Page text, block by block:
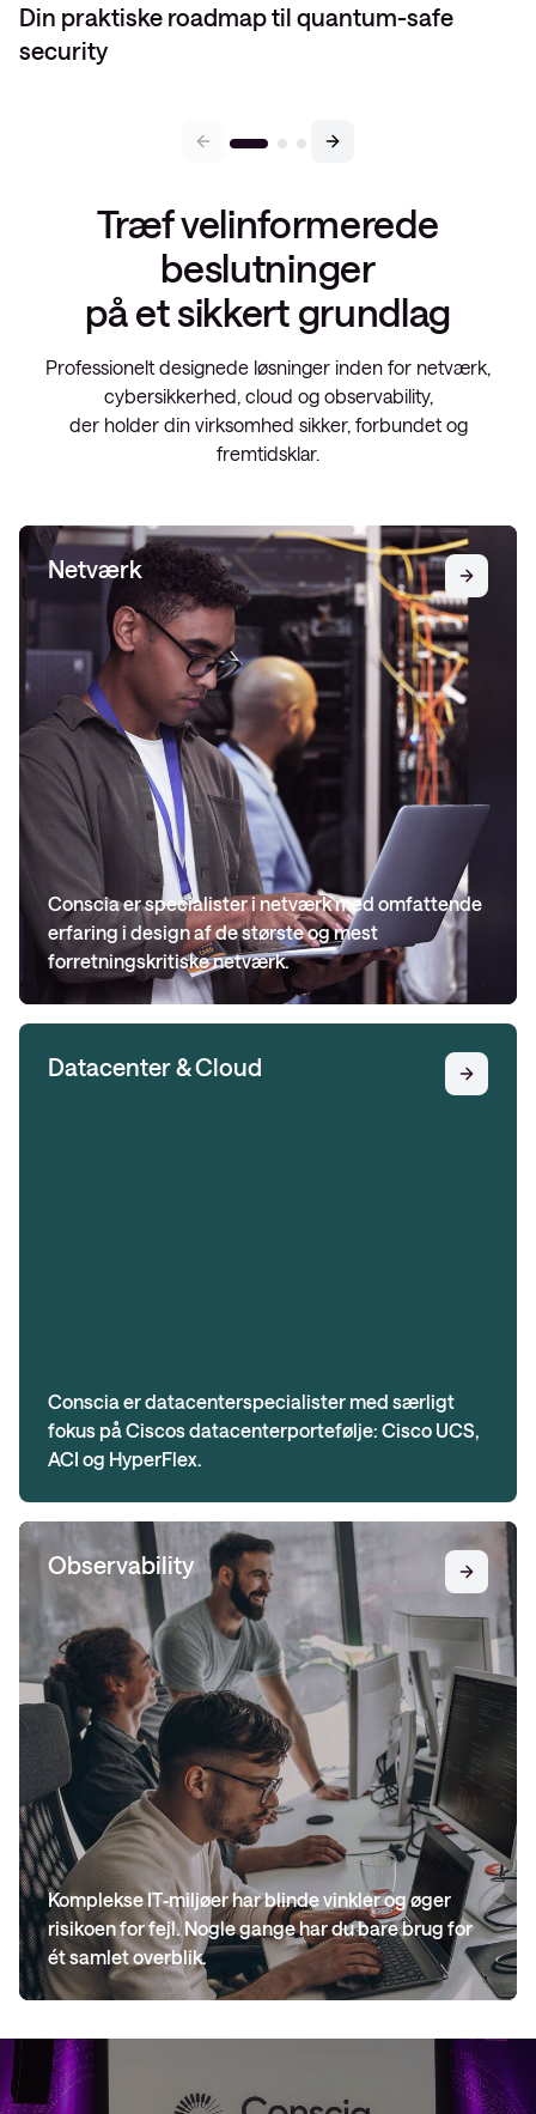
Din praktiske roadmap til quantum-safe
security
Træf velinformerede
beslutninger
på et sikkert grundlag
Professionelt designede løsninger inden for netværk,
cybersikkerhed, cloud og observability,
der holder din virksomhed sikker, forbundet og
fremtidsklar.
Netværk
Conscia er specialister i netværk med omfattende
erfaring i design af de største og mest
forretningskritiske netværk.
Datacenter & Cloud
Conscia er datacenterspecialister med særligt
fokus på Ciscos datacenterportefølje: Cisco UCS,
ACI og HyperFlex.
Observability
Komplekse IT‑miljøer har blinde vinkler og øger
risikoen for fejl. Nogle gange har du bare brug for
ét samlet overblik.